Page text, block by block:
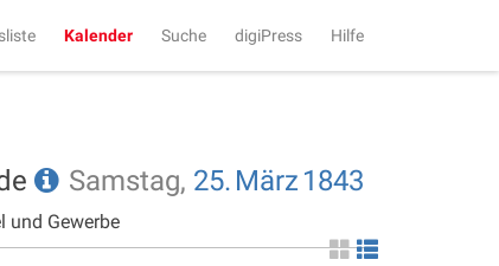
Kalender Suche digiPress Hilfe
Samstag, 25. März 1843
und Gewerbe